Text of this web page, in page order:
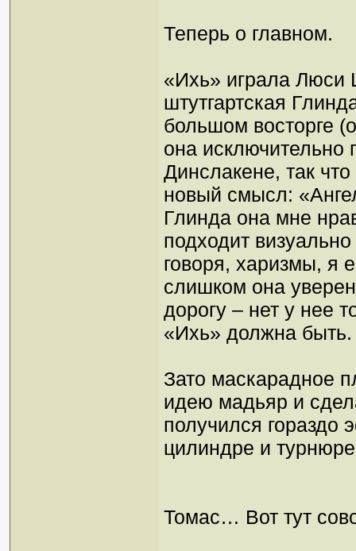
Теперь о главном.
«Ихь» играла Люси
штутгартская
большом восторге
она исключительно
Динслакене, так
новый смысл:
Глинда она мне
подходит
говоря, харизмы, я
слишком она
дорогу – нет у нее
«Ихь» должна
Зато маскарадное
идею мадьяр и
получился гораздо
цилиндре и
Томас… Вот тут